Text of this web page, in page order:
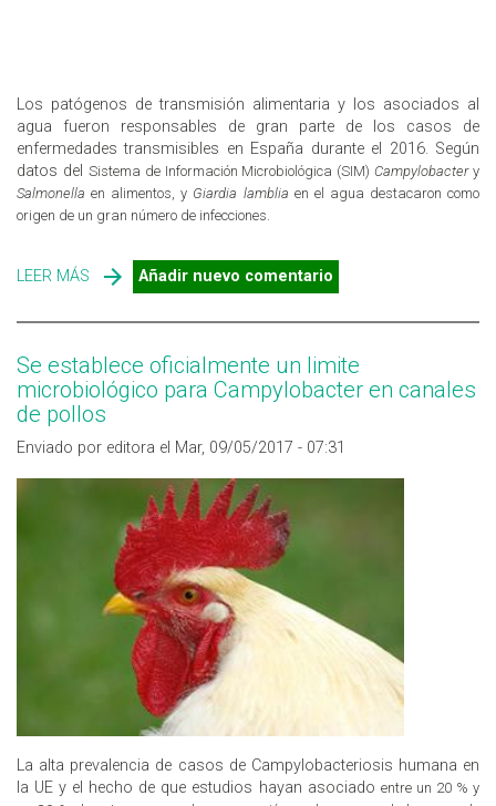
Los patógenos de transmisión alimentaria y los asociados al
agua fueron responsables de gran parte de los casos de
enfermedades transmisibles en España durante el 2016. Según
datos del Sistema de Información Microbiológica (SIM)Campylobactery
Salmonella en alimentos, y Giardia lamblia en el agua destacaron como
origen de un gran número de infecciones.
LEER MÁS SOBRE ALIMENTOS Y AGUA SON ORIGEN DE GRAN
PARTE DE LOS CASOS DE ENFERMEDADES
TRANSMISIBLES EN ESPAÑA
Añadir nuevo comentario
Se establece oficialmente un limite
microbiológico para Campylobacter en canales
de pollos
Enviado por editora el Mar, 09/05/2017 - 07:31
La alta prevalencia de casos de Campylobacteriosis humana en
la UE y el hecho de que estudios hayan asociado entre un 20 % y